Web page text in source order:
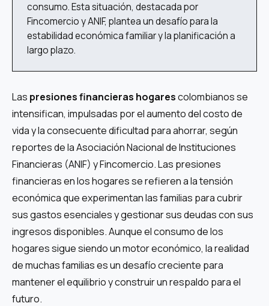
consumo. Esta situación, destacada por
Fincomercio y ANIF, plantea un desafío para la
estabilidad económica familiar y la planificación a
largo plazo.
Las presiones financieras hogarescolombianos se
intensifican, impulsadas por el aumento del costo de
vida y la consecuente dificultad para ahorrar, según
reportes de la Asociación Nacional de Instituciones
Financieras (ANIF) y Fincomercio. Las presiones
financieras en los hogares se refieren a la tensión
económica que experimentan las familias para cubrir
sus gastos esenciales y gestionar sus deudas con sus
ingresos disponibles. Aunque el consumo de los
hogares sigue siendo un motor económico, la realidad
de muchas familias es un desafío creciente para
mantener el equilibrio y construir un respaldo para el
futuro.